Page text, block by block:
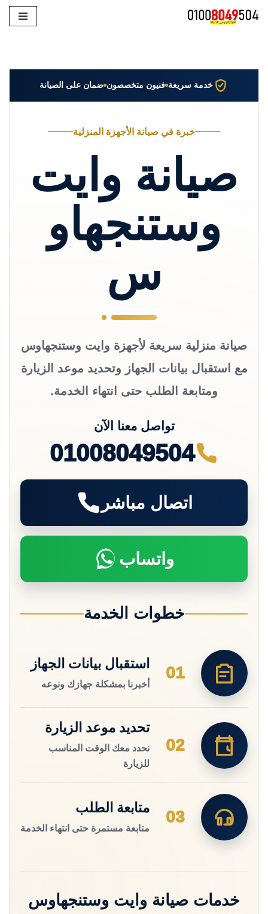
خدمة سريعة فنيون متخصصون ضمان على الصيانة
خبرة في صيانة الأجهزة المنزلية
صيانة وايت
وستنجهاو
س
صيانة منزلية سريعة لأجهزة وايت وستنجهاوس
مع استقبال بيانات الجهاز وتحديد موعد الزيارة
ومتابعة الطلب حتى انتهاء الخدمة.
تواصل معنا الآن
01008049504
اتصال مباشر
واتساب
خطوات الخدمة
01
استقبال بيانات الجهاز
أخبرنا بمشكلة جهازك ونوعه
02
تحديد موعد الزيارة
نحدد معك الوقت المناسب
للزيارة
03
متابعة الطلب
متابعة مستمرة حتى انتهاء الخدمة
خدمات صيانة وايت وستنجهاوس